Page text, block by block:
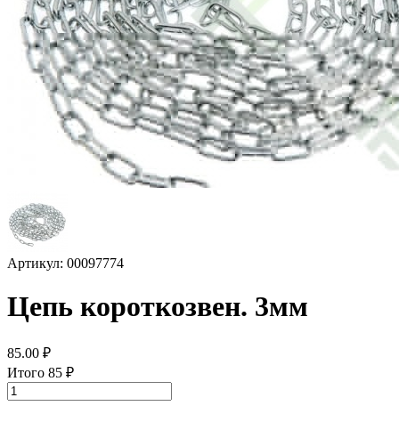
Артикул: 00097774
Цепь короткозвен. 3мм
85.00 ₽
Итого 85 ₽